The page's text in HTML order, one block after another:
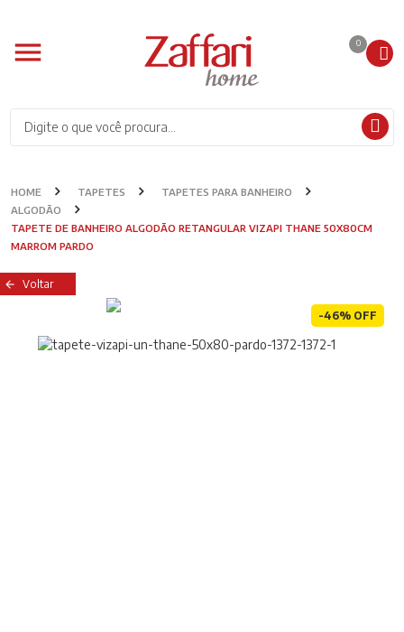
0
HOME TAPETES
TAPETES PARA BANHEIRO
ALGODÃO
TAPETE DE BANHEIRO ALGODÃO RETANGULAR VIZAPI THANE 50X80CM
MARROM PARDO
Voltar
-46% OFF